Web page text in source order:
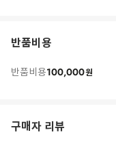
반품비용
반품비용100,000원
구매자 리뷰